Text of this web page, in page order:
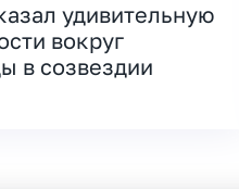
удивительную
вокруг
в созвездии